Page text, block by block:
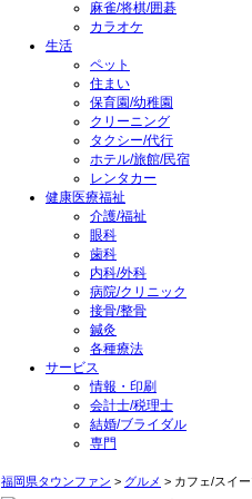
麻雀/将棋/囲碁
カラオケ
生活
ペット
住まい
保育園/幼稚園
クリーニング
タクシー/代行
ホテル/旅館/民宿
レンタカー
健康医療福祉
介護/福祉
眼科
歯科
内科/外科
病院/クリニック
接骨/整骨
鍼灸
各種療法
サービス
情報・印刷
会計士/税理士
結婚/ブライダル
専門
福岡県タウンファン > グルメ > カフェ/スイ